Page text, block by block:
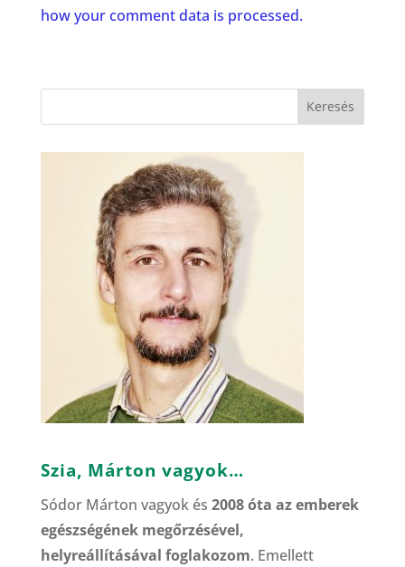
how your comment data is processed.
Szia, Márton vagyok…
Sódor Márton vagyok és 2008 óta az emberek
egészségének megőrzésével,
helyreállításával foglakozom. Emellett